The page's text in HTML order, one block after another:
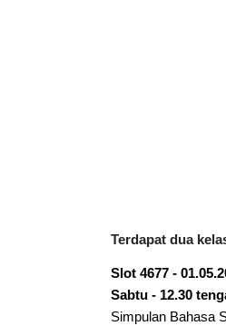
Terdapat dua
Slot 4677 -
Sabtu - 12.30
Simpulan Bahasa